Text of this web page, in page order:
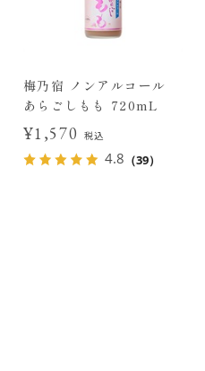
梅乃宿 ノンアルコール
あらごしもも 720mL
¥1,570 税込
4.8 （39）